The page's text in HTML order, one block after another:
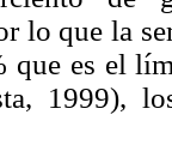
lo que la
que es el
1999),